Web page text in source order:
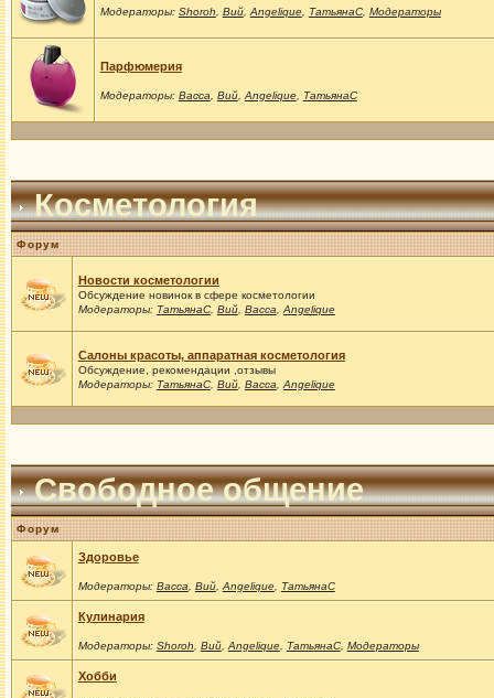
Модераторы: Shoroh Вий, Angelique, ТатьянаС, Модераторы
Парфюмерия
Модераторы: Васса Вий, Angelique, ТатьянаС
Косметология
Форум
Новости косметологии
Обсуждение новинок в сфере косметологии
Модераторы: ТатьянаС, Вий, Васса Angelique
Салоны красоты, аппаратная косметология
Обсуждение, рекомендации ,отзывы
Модераторы: ТатьянаС, Вий, Васса Angelique
Свободное общение
Форум
Здоровье
Модераторы: Васса Вий, Angelique, ТатьянаС
Кулинария
Модераторы: Shoroh Вий, Angelique, ТатьянаС, Модераторы
Хобби